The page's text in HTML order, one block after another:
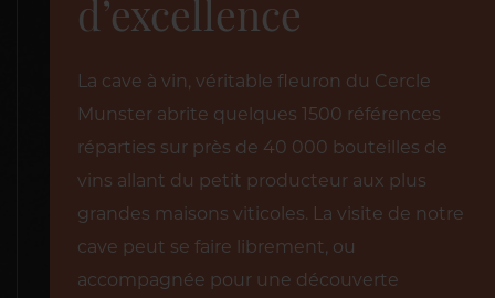
d’excellence
La cave à vin, véritable fleuron du Cercle
Munster abrite quelques 1500 références
réparties sur près de 40 000 bouteilles de
vins allant du petit producteur aux plus
grandes maisons viticoles. La visite de notre
cave peut se faire librement, ou
accompagnée pour une découverte